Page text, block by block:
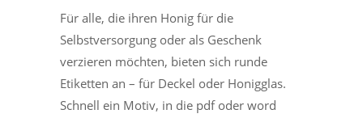
Für alle, die ihren Honig für die
Selbstversorgung oder als Geschenk
verzieren möchten, bieten sich runde
Etiketten an – für Deckel oder Honigglas.
Schnell ein Motiv, in die pdf oder word